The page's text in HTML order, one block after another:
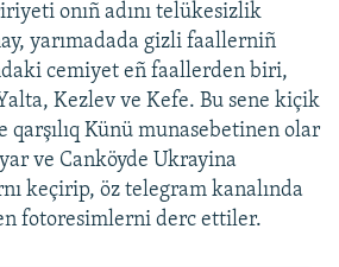
onıñ adını telükesizlik
yarımadada gizli faallerniñ
cemiyet eñ faallerden biri,
Kezlev ve Kefe. Bu sene kiçik
qarşılıq Künü munasebetinen olar
ve Canköyde Ukrayina
keçirip, öz telegram kanalında
fotoresimlerni derc ettiler.